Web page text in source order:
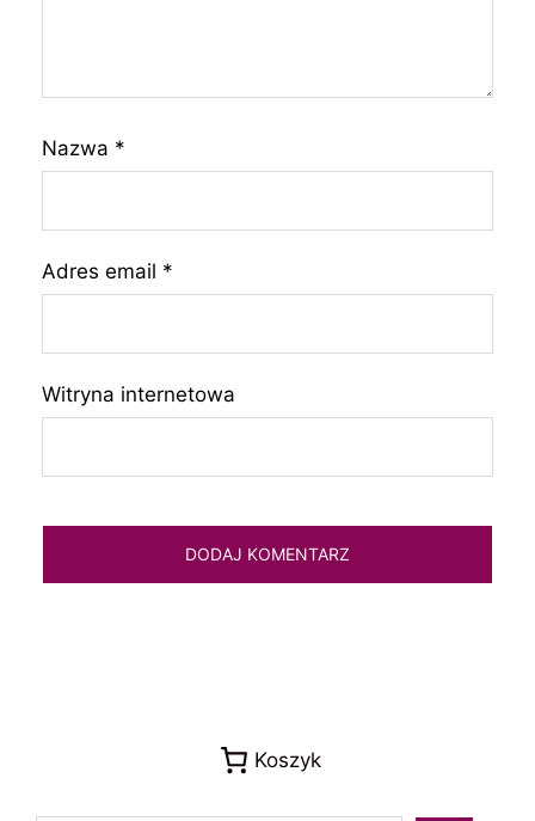
Nazwa *
Adres email *
Witryna internetowa
Koszyk